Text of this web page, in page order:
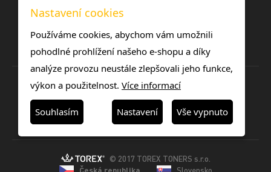
DOPRAVNÍ METODY
© 2017 TOREX TONERS s.r.o.
Nastavení cookies
Používáme cookies, abychom vám umožnili
pohodlné prohlížení našeho e-shopu a díky
analýze provozu neustále zlepšovali jeho funkce,
výkon a použitelnost. Více informací
Souhlasím Nastavení Vše vypnuto